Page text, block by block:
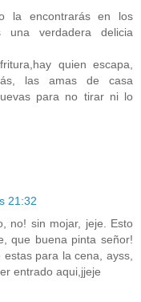
la encontrarás en los
una verdadera delicia
quien escapa,
las amas de casa
para no tirar ni lo
21:32
no! sin mojar, jeje. Esto
que buena pinta señor!
para la cena, ayss,
entrado aqui,jjeje